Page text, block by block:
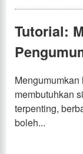
Tutorial:
membutuhkan
terpenting,
boleh...